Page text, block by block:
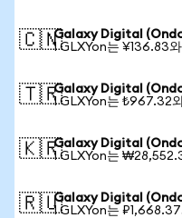
🇨🇳Galaxy Digital
1 GLXYon는 ¥136.83
🇹🇷Galaxy Digital
1 GLXYon는 ₺967.32
🇰🇷Galaxy Digital
1 GLXYon는
🇷🇺Galaxy Digital
1 GLXYon는